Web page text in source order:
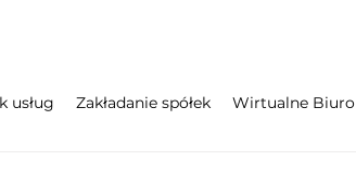
usług Zakładanie spółek Wirtualne Biuro